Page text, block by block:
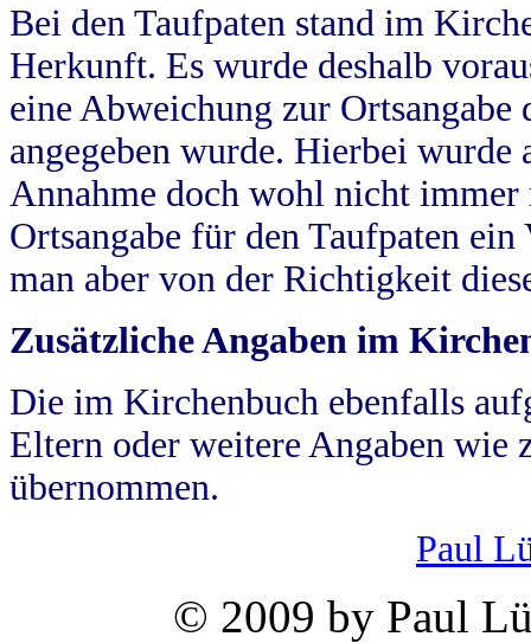
Bei den Taufpaten stand im
Herkunft. Es wurde deshalb
eine Abweichung zur
angegeben wurde. Hierbei wurde
Annahme doch wohl nicht
Ortsangabe für den Taufpaten
man aber von der Richtigkeit
Zusätzliche Angaben im
Die im Kirchenbuch ebenfalls
Eltern oder weitere Angaben wie
übernommen.
Paul
© 2009 by Paul